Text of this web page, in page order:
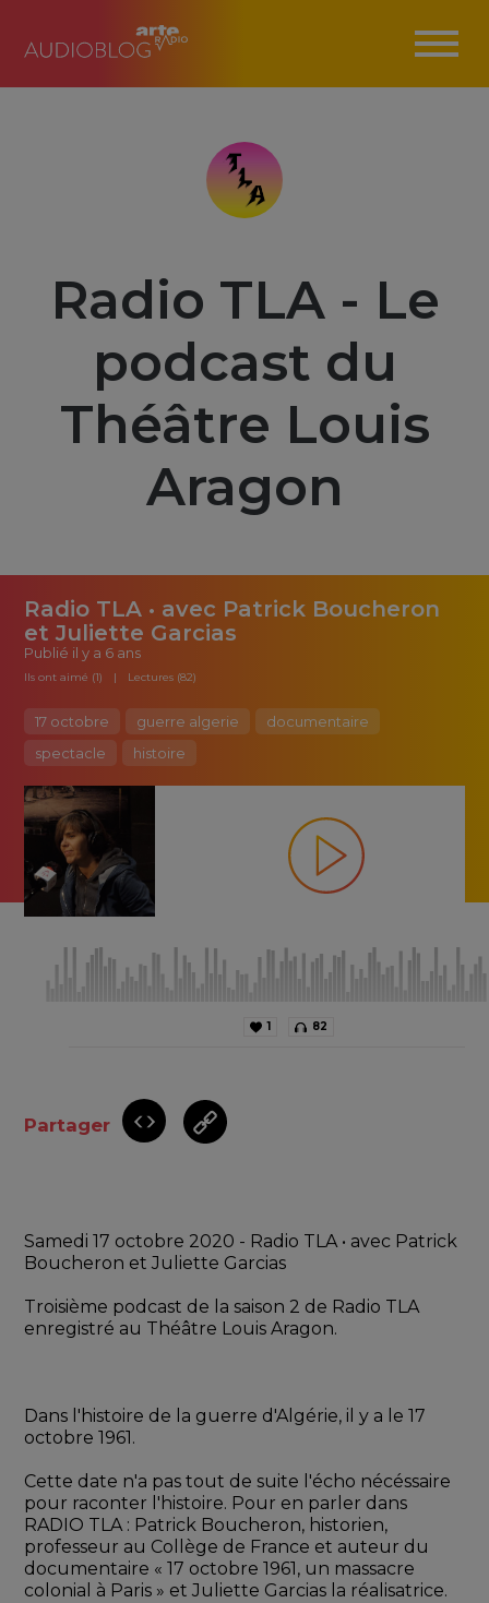
Radio TLA - Le
podcast du
Théâtre Louis
Aragon
Radio TLA • avec Patrick Boucheron
et Juliette Garcias
Publié il y a 6 ans
Ils ont aimé (1) Lectures (82)
17 octobre guerre algerie
documentaire
spectacle
histoire
1 82
Partager
Samedi 17 octobre 2020 - Radio TLA • avec Patrick
Boucheron et Juliette Garcias
Troisième podcast de la saison 2 de Radio TLA
enregistré au Théâtre Louis Aragon.
Dans l'histoire de la guerre d'Algérie, il y a le 17
octobre 1961.
Cette date n'a pas tout de suite l'écho nécéssaire
pour raconter l'histoire. Pour en parler dans
RADIO TLA : Patrick Boucheron, historien,
professeur au Collège de France et auteur du
documentaire « 17 octobre 1961, un massacre
colonial à Paris » et Juliette Garcias la réalisatrice.